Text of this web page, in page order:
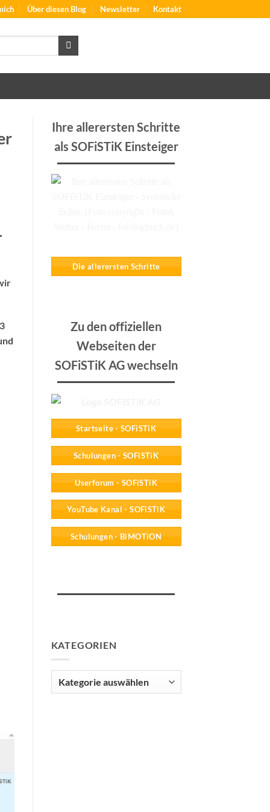
Über diesen Blog Newsletter Kontakt
Ihre allerersten Schritte
als SOFiSTiK Einsteiger
Die allerersten Schritte
Zu den offiziellen
Webseiten der
SOFiSTiK AG wechseln
Startseite - SOFiSTiK
Schulungen - SOFiSTiK
Userforum - SOFiSTiK
YouTube Kanal - SOFiSTiK
Schulungen - BiMOTiON
KATEGORIEN
Kategorien